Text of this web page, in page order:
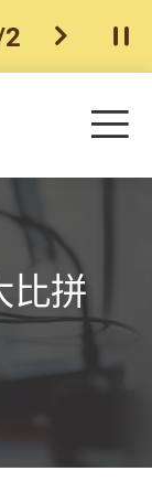
2 下一個開
目
比拼